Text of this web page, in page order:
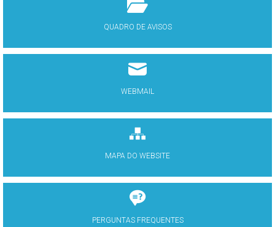
QUADRO DE AVISOS
WEBMAIL
MAPA DO WEBSITE
PERGUNTAS FREQUENTES